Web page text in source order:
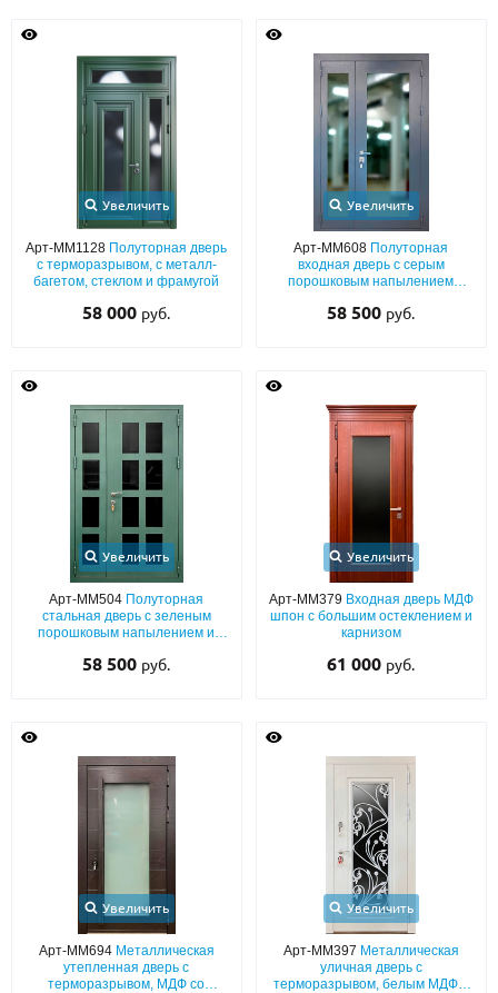
Увеличить
Арт-ММ1128 Полуторная дверь
с терморазрывом, с металл-
багетом, стеклом и фрамугой
58 000 руб.
Увеличить
Арт-ММ608 Полуторная
входная дверь с серым
порошковым напылением
стеклопакетами
58 500 руб.
Увеличить
Арт-ММ504 Полуторная
стальная дверь с зеленым
порошковым напылением и
58 500 руб.
Увеличить
Арт-ММ379 Входная дверь МДФ
шпон с большим остеклением и
карнизом
61 000 руб.
Увеличить
Арт-ММ694 Металлическая
утепленная дверь с
терморазрывом, МДФ со
Увеличить
Арт-ММ397 Металлическая
уличная дверь с
терморазрывом, белым МДФ с